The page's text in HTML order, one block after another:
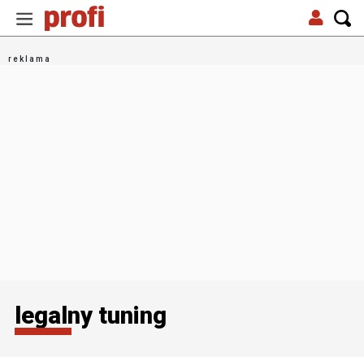
legalny tuning